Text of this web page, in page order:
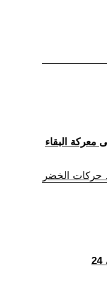
حركات الخضر